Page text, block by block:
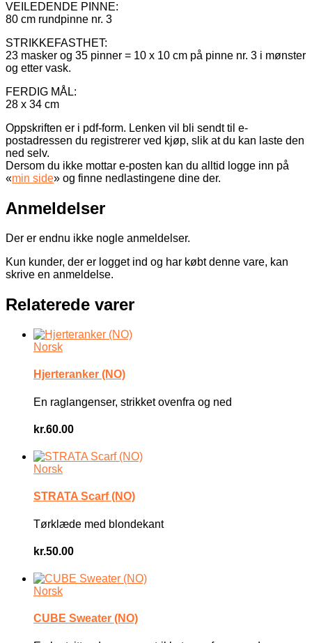
VEILEDENDE PINNE:
80 cm rundpinne nr. 3
STRIKKEFASTHET:
23 masker og 35 pinner = 10 x 10 cm på pinne nr. 3 i mønster
og etter vask.
FERDIG MÅL:
28 x 34 cm
Oppskriften er i pdf-form. Lenken vil bli sendt til e-
postadressen du registrerer ved kjøp, slik at du kan laste den
ned selv.
Dersom du ikke mottar e-posten kan du alltid logge inn på
«min side» og finne nedlastingene dine der.
Anmeldelser
Der er endnu ikke nogle anmeldelser.
Kun kunder, der er logget ind og har købt denne vare, kan
skrive en anmeldelse.
Relaterede varer
Norsk
Hjerteranker (NO)
En raglangenser, strikket ovenfra og ned
kr.60.00
Norsk
STRATA Scarf (NO)
Tørklæde med blondekant
kr.50.00
Norsk
CUBE Sweater (NO)